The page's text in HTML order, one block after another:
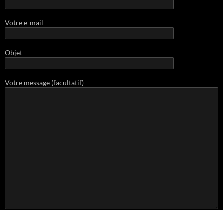
Votre e-mail
Objet
Votre message (facultatif)